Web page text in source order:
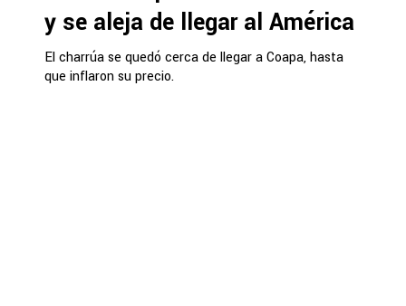
y se aleja de llegar al América
El charrúa se quedó cerca de llegar a Coapa, hasta
que inflaron su precio.